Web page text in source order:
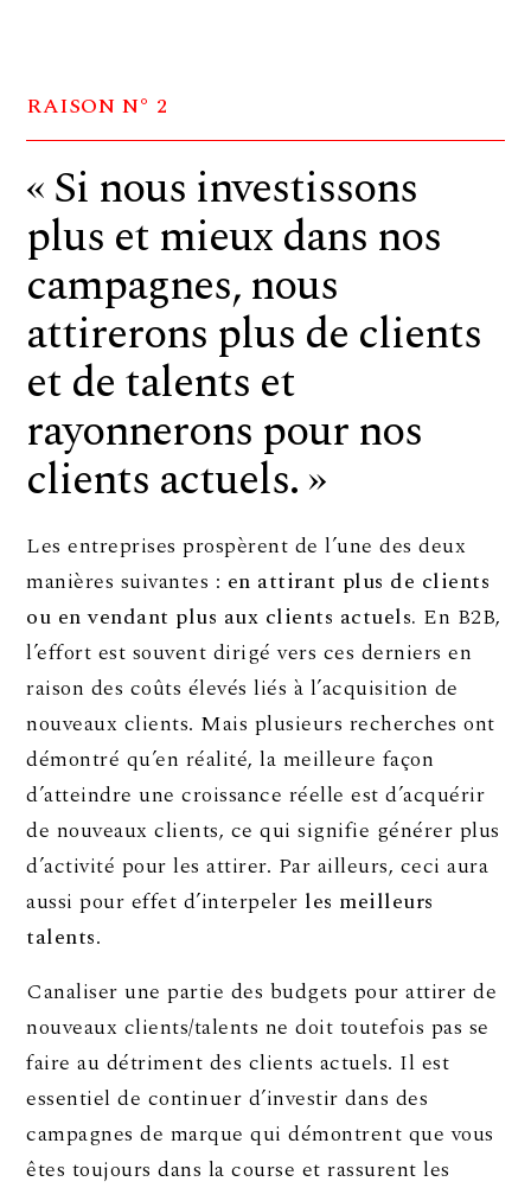
RAISON N° 2
« Si nous investissons
plus et mieux dans nos
campagnes, nous
attirerons plus de clients
et de talents et
rayonnerons pour nos
clients actuels. »
Les entreprises prospèrent de l’une des deux
manières suivantes : en attirant plus de clients
ou en vendant plus aux clients actuels. En B2B,
l’effort est souvent dirigé vers ces derniers en
raison des coûts élevés liés à l’acquisition de
nouveaux clients. Mais plusieurs recherches ont
démontré qu’en réalité, la meilleure façon
d’atteindre une croissance réelle est d’acquérir
de nouveaux clients, ce qui signifie générer plus
d’activité pour les attirer. Par ailleurs, ceci aura
aussi pour effet d’interpeler les meilleurs
talents.
Canaliser une partie des budgets pour attirer de
nouveaux clients/talents ne doit toutefois pas se
faire au détriment des clients actuels. Il est
essentiel de continuer d’investir dans des
campagnes de marque qui démontrent que vous
êtes toujours dans la course et rassurent les